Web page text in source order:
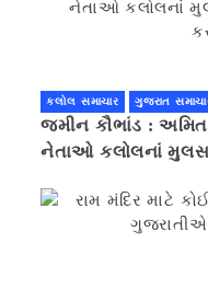
કલોલ સમાચાર ગુજરાત
જમીન કૌભાંડ : અમિત
નેતાઓ કલોલનાં